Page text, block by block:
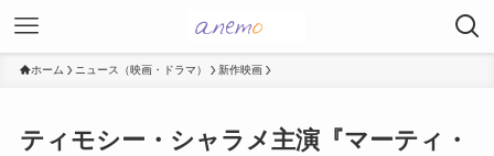
ホーム ニュース（映画・ドラマ） 新作映画
ティモシー・シャラメ主演『マーティ・